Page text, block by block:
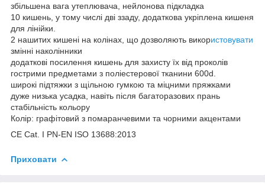
збільшена вага утеплювача, нейлонова підкладка
10 кишень, у тому числі дві ззаду, додаткова укріплена кишеня
для лінійки.
2 нашитих кишені на колінах, що дозволяють використовувати
змінні наколінники
додаткові посилення кишень для захисту їх від проколів
гострими предметами з поліестерової тканини 600d.
широкі підтяжки з щільною гумкою та міцними пряжками
дуже низька усадка, навіть після багаторазових прань
стабільність кольору
Колір: графітовий з помаранчевими та чорними акцентами
CE Cat. I PN-EN ISO 13688:2013
Приховати